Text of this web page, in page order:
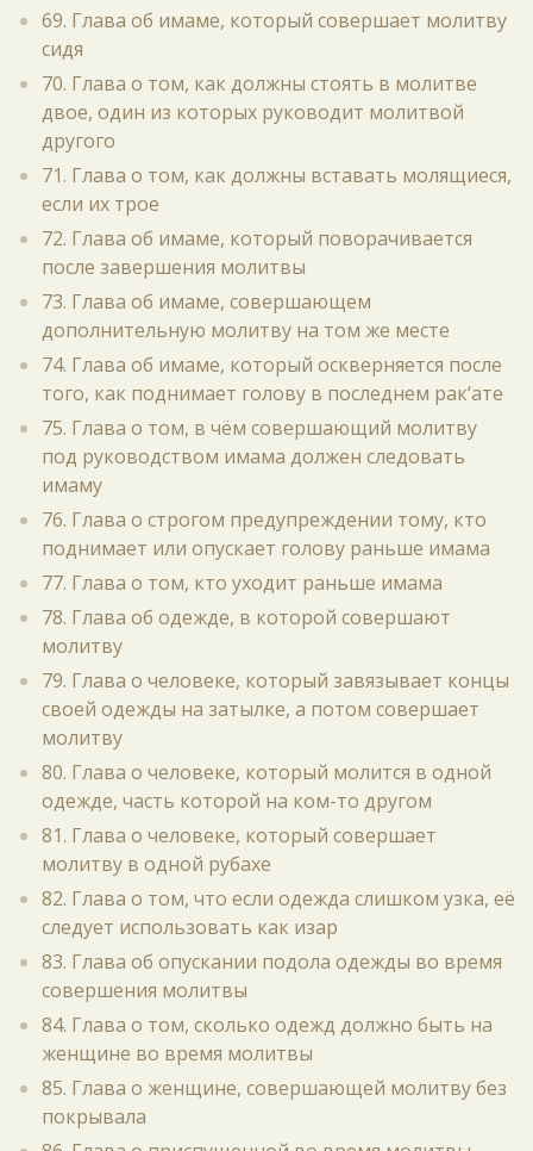
69. Глава об имаме, который совершает молитву
сидя
70. Глава о том, как должны стоять в молитве
двое, один из которых руководит молитвой
другого
71. Глава о том, как должны вставать молящиеся,
если их трое
72. Глава об имаме, который поворачивается
после завершения молитвы
73. Глава об имаме, совершающем
дополнительную молитву на том же месте
74. Глава об имаме, который оскверняется после
того, как поднимает голову в последнем рак‘ате
75. Глава о том, в чём совершающий молитву
под руководством имама должен следовать
имаму
76. Глава о строгом предупреждении тому, кто
поднимает или опускает голову раньше имама
77. Глава о том, кто уходит раньше имама
78. Глава об одежде, в которой совершают
молитву
79. Глава о человеке, который завязывает концы
своей одежды на затылке, а потом совершает
молитву
80. Глава о человеке, который молится в одной
одежде, часть которой на ком-то другом
81. Глава о человеке, который совершает
молитву в одной рубахе
82. Глава о том, что если одежда слишком узка, её
следует использовать как изар
83. Глава об опускании подола одежды во время
совершения молитвы
84. Глава о том, сколько одежд должно быть на
женщине во время молитвы
85. Глава о женщине, совершающей молитву без
покрывала